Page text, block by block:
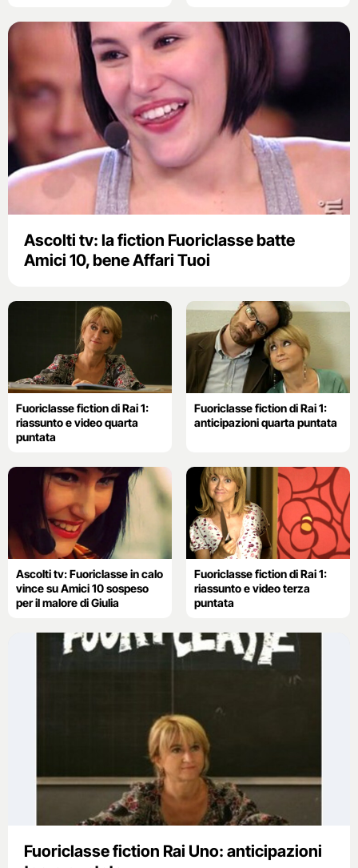
Ascolti tv: la fiction Fuoriclasse batte
Amici 10, bene Affari Tuoi
Fuoriclasse fiction di Rai 1:
riassunto e video quarta
puntata
Fuoriclasse fiction di Rai 1:
anticipazioni quarta puntata
Ascolti tv: Fuoriclasse in calo
vince su Amici 10 sospeso
per il malore di Giulia
Fuoriclasse fiction di Rai 1:
riassunto e video terza
puntata
Fuoriclasse fiction Rai Uno: anticipazioni